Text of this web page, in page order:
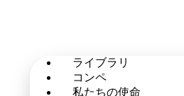
ライブラリ
コンペ
私たちの使命